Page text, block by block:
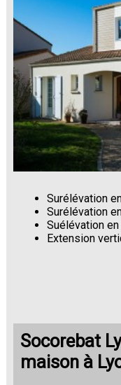
Surélévation
Surélévation
Suélévation
Extension
Socorebat
maison à